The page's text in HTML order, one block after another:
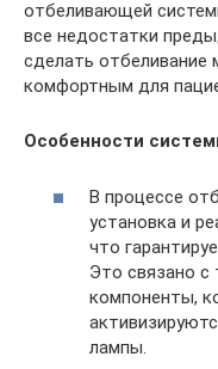
отбеливающей
все недостатки
сделать отбеливание
комфортным для
Особенности
В процессе
установка и
что
Это связано с
компоненты,
лампы.